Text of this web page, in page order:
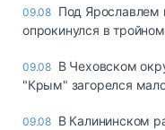
09.08 Под Ярославлем
опрокинулся в
09.08 В Чеховском
"Крым" загорелся
09.08 В Калининском